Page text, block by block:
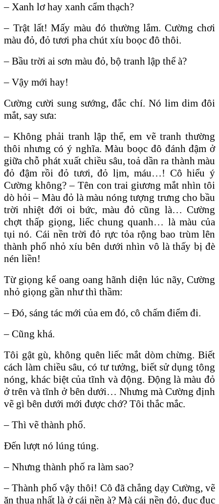
– Xanh lơ hay xanh cẩm thạch?
– Trật lất! Mấy màu đó thường lắm. Cường chơi
màu đỏ, đỏ tươi pha chút xíu boọc đô thôi.
– Bầu trời ai sơn màu đỏ, bộ tranh lập thể à?
– Vậy mới hay!
Cường cười sung sướng, đắc chí. Nó lim dim đôi
mắt, say sưa:
– Không phải tranh lập thể, em vẽ tranh thường
thôi nhưng có ý nghĩa. Màu boọc đô đánh đậm ở
giữa chỗ phát xuất chiều sâu, toả dần ra thành màu
đỏ đậm rồi đỏ tươi, đỏ lịm, máu…! Cô hiểu ý
Cường không? – Tên con trai giương mắt nhìn tôi
dò hỏi – Màu đỏ là màu nóng tượng trưng cho bầu
trời nhiệt đới oi bức, màu đỏ cũng là… Cường
chợt thấp giọng, liếc chung quanh… là màu của
tụi nó. Cái nền trời đỏ rực tỏa rộng bao trùm lên
thành phố nhỏ xíu bên dưới nhìn vô là thấy bị đè
nén liền!
Từ giọng kể oang oang hãnh diện lúc nãy, Cường
nhỏ giọng gần như thì thầm:
– Đó, sáng tác mới của em đó, cô chấm điểm đi.
– Cũng khá.
Tôi gật gù, không quên liếc mắt dòm chừng. Biết
cách làm chiều sâu, có tư tưởng, biết sử dụng tông
nóng, khác biệt của tĩnh và động. Động là màu đỏ
ở trên và tĩnh ở bên dưới… Nhưng mà Cường định
vẽ gì bên dưới mới được chớ? Tôi thắc mắc.
– Thì vẽ thành phố.
Đến lượt nó lúng túng.
– Nhưng thành phố ra làm sao?
– Thành phố vậy thôi! Cô đã chẳng dạy Cường, vẽ
ăn thua nhất là ở cái nền à? Mà cái nền đỏ, đục đục